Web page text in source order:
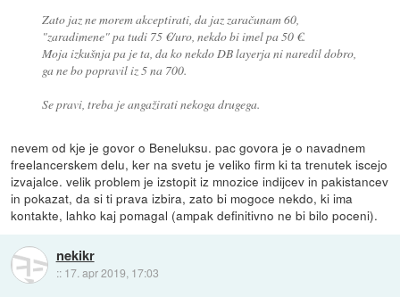
Zato jaz ne morem akceptirati, da jaz zaračunam 60,
"zaradimene" pa tudi 75 €/uro, nekdo bi imel pa 50 €.
Moja izkušnja pa je ta, da ko nekdo DB layerja ni naredil dobro,
ga ne bo popravil iz 5 na 700.
Se pravi, treba je angažirati nekoga drugega.
nevem od kje je govor o Beneluksu. pac govora je o navadnem
freelancerskem delu, ker na svetu je veliko firm ki ta trenutek iscejo
izvajalce. velik problem je izstopit iz mnozice indijcev in pakistancev
in pokazat, da si ti prava izbira, zato bi mogoce nekdo, ki ima
kontakte, lahko kaj pomagal (ampak definitivno ne bi bilo poceni).
nekikr
:: 17. apr 2019, 17:03